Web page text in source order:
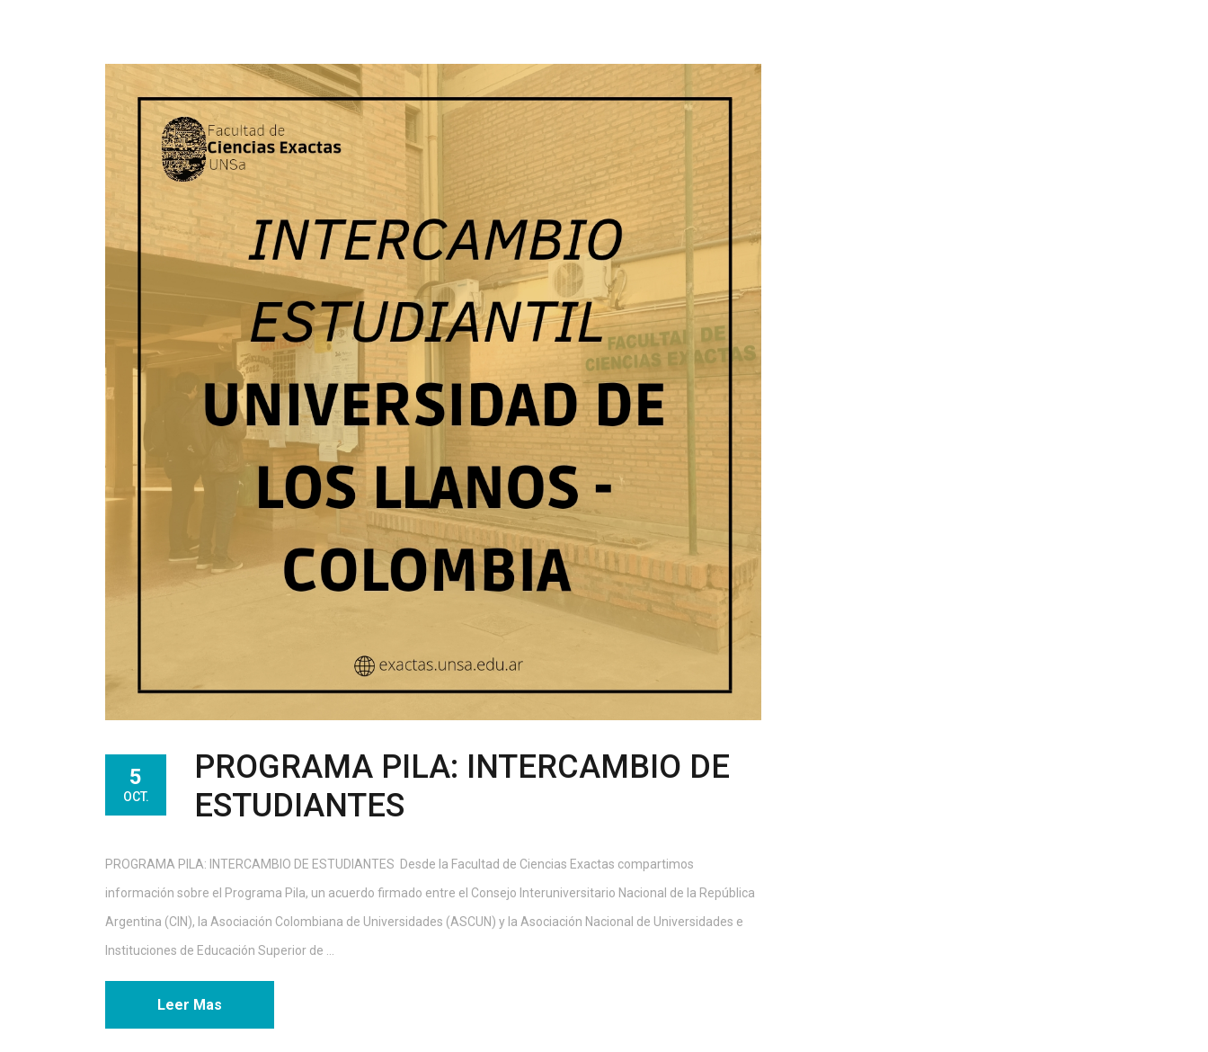
5
OCT.
PROGRAMA PILA: INTERCAMBIO DE
ESTUDIANTES
PROGRAMA PILA: INTERCAMBIO DE ESTUDIANTES Desde la Facultad de Ciencias Exactas compartimos
información sobre el Programa Pila, un acuerdo firmado entre el Consejo Interuniversitario Nacional de la República
Argentina (CIN), la Asociación Colombiana de Universidades (ASCUN) y la Asociación Nacional de Universidades e
Instituciones de Educación Superior de ...
Leer Mas